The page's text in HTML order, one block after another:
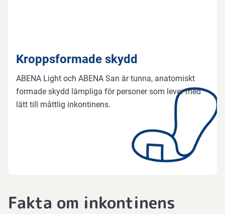
Kroppsformade skydd
ABENA Light och ABENA San är tunna, anatomiskt
formade skydd lämpliga för personer som lever med
lätt till måttlig inkontinens.
Fakta om inkontinens